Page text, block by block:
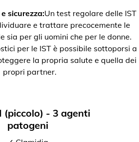
sicurezza:Un test regolare delle IST
e trattare precocemente le
sia per gli uomini che per le donne.
per le IST è possibile sottoporsi a
la propria salute e quella dei
propri partner.
(piccolo) - 3 agenti
patogeni